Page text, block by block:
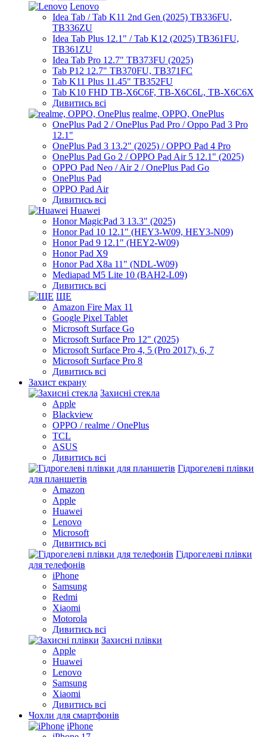
Lenovo
Idea Tab / Tab K11 2nd Gen (2025) TB336FU,
TB336ZU
Idea Tab Plus 12.1" / Tab K12 (2025) TB361FU,
TB361ZU
Idea Tab Pro 12.7" TB373FU (2025)
Tab P12 12.7" TB370FU, TB371FC
Tab K11 Plus 11.45" TB352FU
Tab K10 FHD TB-X6C6F, TB-X6C6L, TB-X6C6X
Дивитись всі
realme, OPPO, OnePlus
OnePlus Pad 2 / OnePlus Pad Pro / Oppo Pad 3 Pro
12.1"
OnePlus Pad 3 13.2" (2025) / OPPO Pad 4 Pro
OnePlus Pad Go 2 / OPPO Pad Air 5 12.1" (2025)
OPPO Pad Neo / Air 2 / OnePlus Pad Go
OnePlus Pad
OPPO Pad Air
Дивитись всі
Huawei
Honor MagicPad 3 13.3" (2025)
Honor Pad 10 12.1" (HEY3-W09, HEY3-N09)
Honor Pad 9 12.1" (HEY2-W09)
Honor Pad X9
Honor Pad X8a 11" (NDL-W09)
Mediapad M5 Lite 10 (BAH2-L09)
Дивитись всі
ЩЕ
Amazon Fire Max 11
Google Pixel Tablet
Microsoft Surface Go
Microsoft Surface Pro 12" (2025)
Microsoft Surface Pro 4, 5 (Pro 2017), 6, 7
Microsoft Surface Pro 8
Дивитись всі
Захист екрану
Захисні стекла
Apple
Blackview
OPPO / realme / OnePlus
TCL
ASUS
Дивитись всі
Гідрогелеві плівки
для планшетів
Amazon
Apple
Huawei
Lenovo
Microsoft
Дивитись всі
Гідрогелеві плівки
для телефонів
iPhone
Samsung
Redmi
Xiaomi
Motorola
Дивитись всі
Захисні плівки
Apple
Huawei
Lenovo
Samsung
Xiaomi
Дивитись всі
Чохли для смартфонів
iPhone